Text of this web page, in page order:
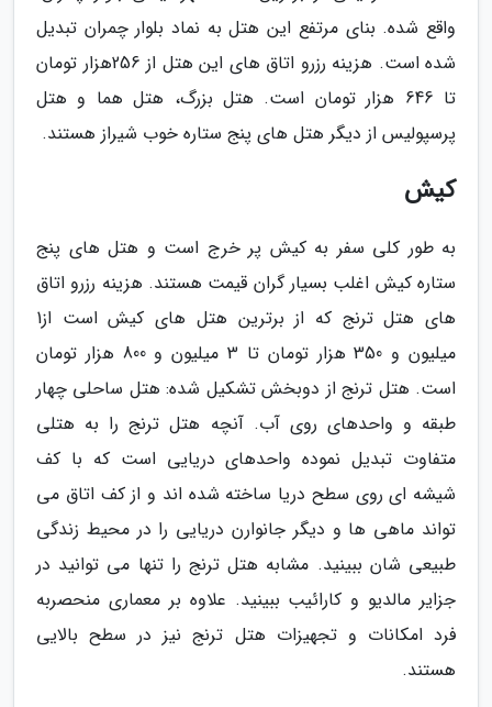
واقع شده. بنای مرتفع این هتل به نماد بلوار چمران تبدیل
شده است. هزینه رزرو اتاق های این هتل از 256هزار تومان
تا 646 هزار تومان است. هتل بزرگ، هتل هما و هتل
پرسپولیس از دیگر هتل های پنج ستاره خوب شیراز هستند.
کیش
به طور کلی سفر به کیش پر خرج است و هتل های پنج
ستاره کیش اغلب بسیار گران قیمت هستند. هزینه رزرو اتاق
های هتل ترنج که از برترین هتل های کیش است از1
میلیون و 350 هزار تومان تا 3 میلیون و 800 هزار تومان
است. هتل ترنج از دوبخش تشکیل شده: هتل ساحلی چهار
طبقه و واحدهای روی آب. آنچه هتل ترنج را به هتلی
متفاوت تبدیل نموده واحدهای دریایی است که با کف
شیشه ای روی سطح دریا ساخته شده اند و از کف اتاق می
تواند ماهی ها و دیگر جانوارن دریایی را در محیط زندگی
طبیعی شان ببینید. مشابه هتل ترنج را تنها می توانید در
جزایر مالدیو و کارائیب ببینید. علاوه بر معماری منحصربه
فرد امکانات و تجهیزات هتل ترنج نیز در سطح بالایی
هستند.